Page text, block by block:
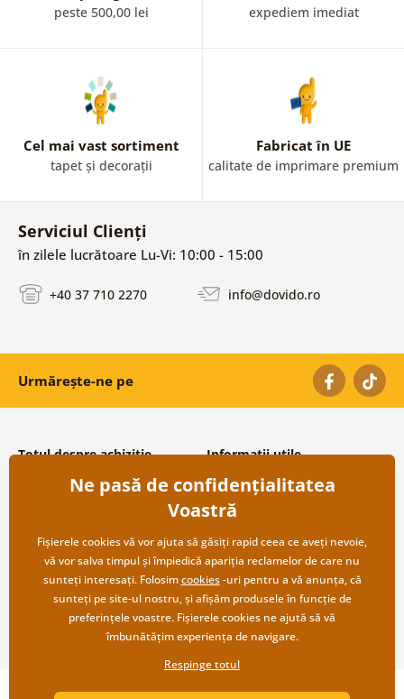
peste 500,00 lei expediem imediat
Cel mai vast sortiment
tapet și decorații
Fabricat în UE
calitate de imprimare premium
Serviciul Clienți
în zilele lucrătoare Lu-Vi: 10:00 - 15:00
+40 37 710 2270 info@dovido.ro
Urmărește-ne pe
Totul despre achiziție
Condiții și termeni generali
Protecția datelor personale
Transport și modalități de plată
Returnare
Informații utile
Despre noi
Întrebări frecvente
Contacte
Cooperare angro
Ne pasă de confidențialitatea
Voastră
Fișierele cookies vă vor ajuta să găsiți rapid ceea ce aveți nevoie,
vă vor salva timpul și împiedică apariția reclamelor de care nu
sunteți interesați. Folosimcookies-uri pentru a vă anunța, că
sunteți pe site-ul nostru, și afișăm produsele în funcție de
preferințele voastre. Fișierele cookies ne ajută să vă
îmbunătățim experiența de navigare.
Respinge totul